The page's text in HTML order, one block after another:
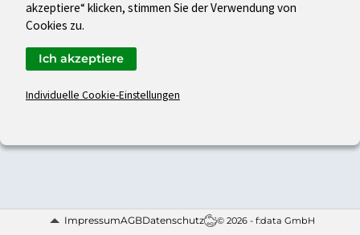
ImpressumAGBDatenschutz © 2026 - f:data GmbH
akzeptiere“ klicken, stimmen Sie der Verwendung von
Cookies zu.
Individuelle Cookie-Einstellungen
Ich akzeptiere